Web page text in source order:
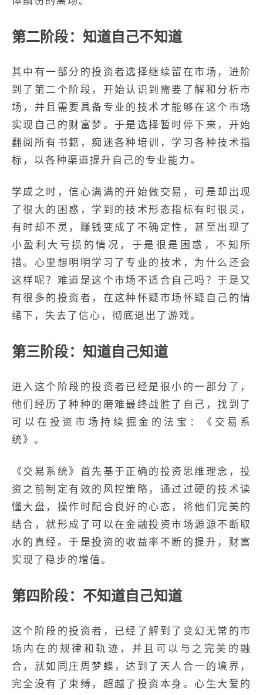
第二阶段：知道自己不知道
其中有一部分的投资者选择继续留在市场，进阶
到了第二个阶段，开始认识到需要了解和分析市
场，并且需要具备专业的技术才能够在这个市场
实现自己的财富梦。于是选择暂时停下来，开始
翻阅所有书籍，痴迷各种培训，学习各种技术指
标，以各种渠道提升自己的专业能力。
学成之时，信心满满的开始做交易，可是却出现
了很大的困惑，学到的技术形态指标有时很灵，
有时却不灵，赚钱变成了不确定性，甚至出现了
小盈利大亏损的情况，于是很是困惑，不知所
措。心里想明明学习了专业的技术，为什么还会
这样呢？难道是这个市场不适合自己吗？于是又
有很多的投资者，在这种怀疑市场怀疑自己的情
绪下，失去了信心，彻底退出了游戏。
第三阶段：知道自己知道
进入这个阶段的投资者已经是很小的一部分了，
他们经历了种种的磨难最终战胜了自己，找到了
可以在投资市场持续掘金的法宝：《交易系
统》。
《交易系统》首先基于正确的投资思维理念，投
资之前制定有效的风控策略，通过过硬的技术读
懂大盘，操作时配合良好的心态，将他们完美的
结合，就形成了可以在金融投资市场源源不断取
水的真经。于是投资的收益率不断的提升，财富
实现了稳步的增值。
第四阶段：不知道自己知道
这个阶段的投资者，已经了解到了变幻无常的市
场内在的规律和轨迹，并且可以与之完美的融
合，就如同庄周梦蝶，达到了天人合一的境界，
完全没有了束缚，超越了投资本身。心生大爱的